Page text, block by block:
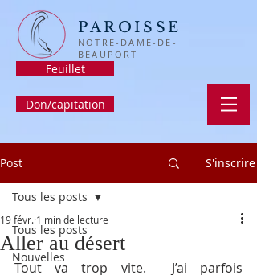
PAROISSE
NOTRE-DAME-DE-
BEAUPORT
Feuillet
Don/capitation
Post S'inscrire
Tous les posts
Nouvelles
Tous les posts
Aller au désert
19 févr. 1 min de lecture
Tout va trop vite.  J’ai parfois